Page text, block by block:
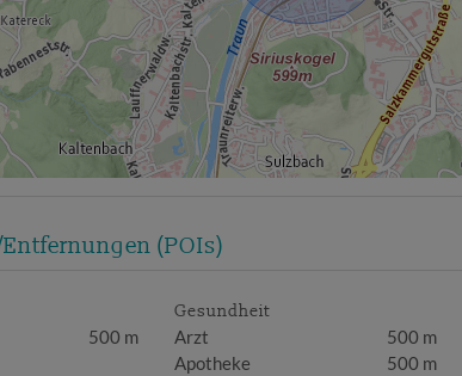
(POIs)
500 m
Gesundheit
Arzt
500 m
Apotheke
500 m